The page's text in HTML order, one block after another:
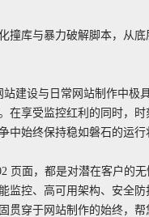
库与暴力破解脚本，从底
建设与日常网站制作中极
在享受监控红利的同时，
始终保持稳如磐石的运行
面，都是对潜在客户的
监控、高可用架构、安全
贯穿于网站制作的始终，